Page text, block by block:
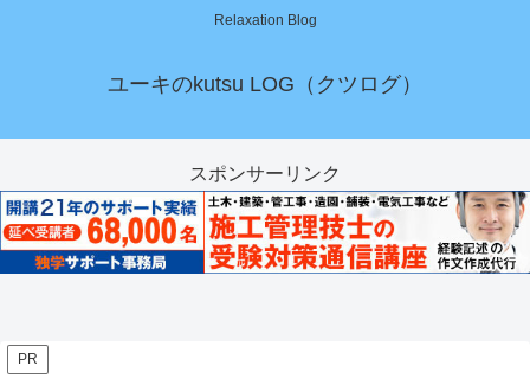
Relaxation Blog
ユーキのkutsu LOG（クツログ）
スポンサーリンク
PR